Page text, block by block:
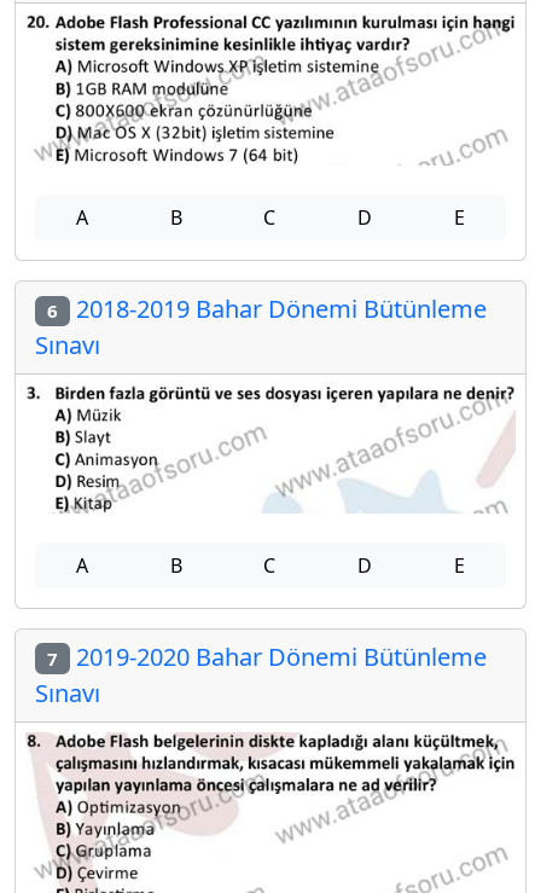
A B C D E
6 2018-2019 Bahar Dönemi Bütünleme
Sınavı
A B C D E
7 2019-2020 Bahar Dönemi Bütünleme
Sınavı